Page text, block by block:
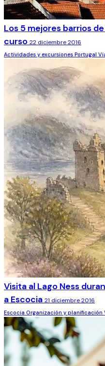
Los 5 mejores barrios
curso 22 diciembre 2016
Actividades y excursiones Portugal
Visita al Lago Ness
a Escocia 21 diciembre 2016
Escocia Organización y planificación